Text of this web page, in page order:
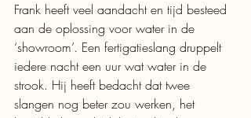
Frank heeft veel aandacht en tijd besteed
aan de oplossing voor water in de
‘showroom’. Een fertigatieslang druppelt
iedere nacht een uur wat water in de
strook. Hij heeft bedacht dat twee
slangen nog beter zou werken, het